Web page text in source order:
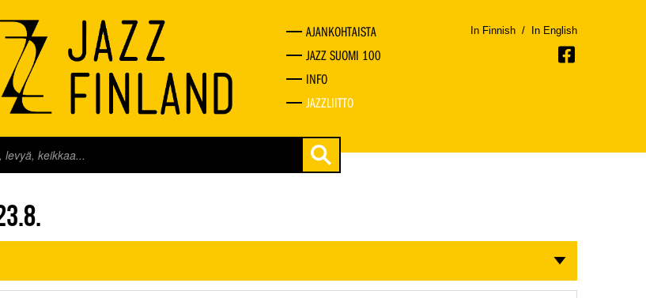
AJANKOHTAISTA
JAZZ SUOMI 100
INFO
JAZZLIITTO
In Finnish / In English